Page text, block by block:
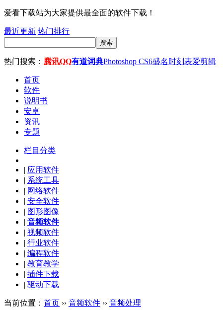
爱看下载站为大家提供最全面的软件下载！
最近更新 热门排行
搜索
热门搜索： 腾讯QQ有道词典Photoshop CS6盛名时刻表爱剪辑
首页
软件
说明书
安卓
资讯
专题
栏目分类
| 应用软件
| 系统工具
| 网络软件
| 安全软件
| 图形图像
| 音频软件
| 视频软件
| 行业软件
| 编程软件
| 教育教学
| 插件下载
| 驱动下载
当前位置： 首页 ›› 音频软件 ›› 音频处理